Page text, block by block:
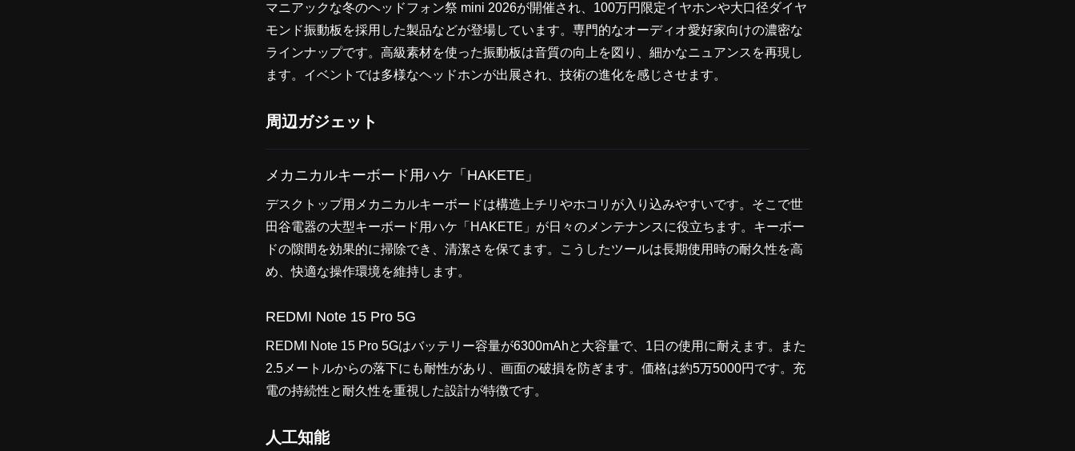
マニアックな冬のヘッドフォン祭 mini 2026が開催され、100万円限定イヤホンや大口径ダイヤ
モンド振動板を採用した製品などが登場しています。専門的なオーディオ愛好家向けの濃密な
ラインナップです。高級素材を使った振動板は音質の向上を図り、細かなニュアンスを再現し
ます。イベントでは多様なヘッドホンが出展され、技術の進化を感じさせます。
周辺ガジェット
メカニカルキーボード用ハケ「HAKETE」
デスクトップ用メカニカルキーボードは構造上チリやホコリが入り込みやすいです。そこで世
田谷電器の大型キーボード用ハケ「HAKETE」が日々のメンテナンスに役立ちます。キーボー
ドの隙間を効果的に掃除でき、清潔さを保てます。こうしたツールは長期使用時の耐久性を高
め、快適な操作環境を維持します。
REDMI Note 15 Pro 5G
REDMI Note 15 Pro 5Gはバッテリー容量が6300mAhと大容量で、1日の使用に耐えます。また
2.5メートルからの落下にも耐性があり、画面の破損を防ぎます。価格は約5万5000円です。充
電の持続性と耐久性を重視した設計が特徴です。
人工知能